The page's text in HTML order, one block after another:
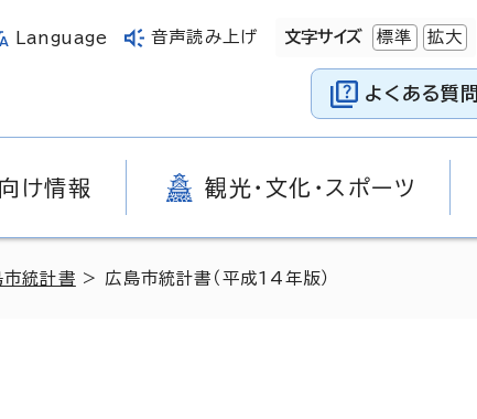
Language 音声読み上げ 文字サイズ 標準 拡大
よくある質問
け情報 観光・文化・スポーツ
市統計書 > 広島市統計書（平成14年版）